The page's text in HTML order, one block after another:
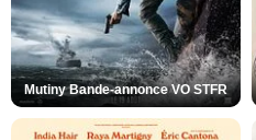
Mutiny Bande-annonce VO STFR